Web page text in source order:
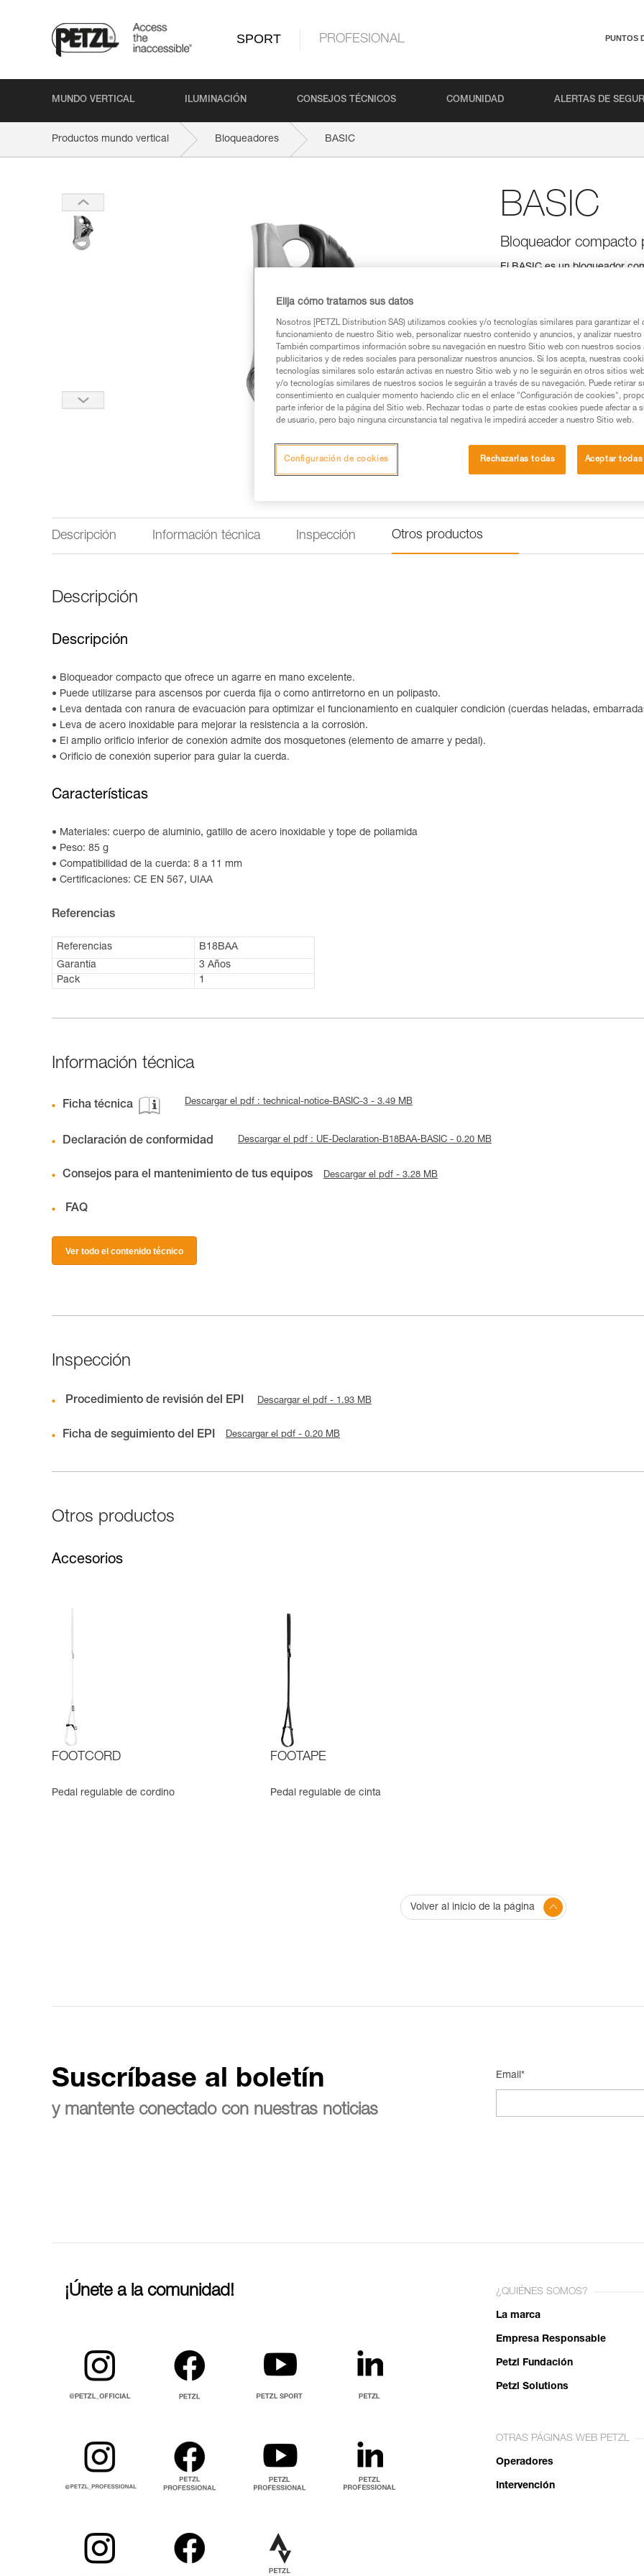
SPORT PROFESIONAL PUNTOS
MUNDO VERTICAL ILUMINACIÓN CONSEJOS TÉCNICOS COMUNIDAD ALERTAS DE
Productos mundo vertical Bloqueadores BASIC
BASIC
Bloqueador compacto
El BASIC es un bloqueador
Buscar un punto de venta
Descripción Información técnica Inspección Otros productos
Descripción
Descripción
Bloqueador compacto que ofrece un agarre en mano excelente.
Puede utilizarse para ascensos por cuerda fija o como antirretorno en un polipasto.
Leva dentada con ranura de evacuación para optimizar el funcionamiento en cualquier condición (cuerdas heladas,
Leva de acero inoxidable para mejorar la resistencia a la corrosión.
El amplio orificio inferior de conexión admite dos mosquetones (elemento de amarre y pedal).
Orificio de conexión superior para guiar la cuerda.
Características
Materiales: cuerpo de aluminio, gatillo de acero inoxidable y tope de poliamida
Peso: 85 g
Compatibilidad de la cuerda: 8 a 11 mm
Certificaciones: CE EN 567, UIAA
Referencias
Referencias
B18BAA
Garantía
3 Años
Pack
1
Información técnica
Ficha técnica Descargar el pdf : technical-notice-BASIC-3 - 3.49 MB
Declaración de conformidad Descargar el pdf : UE-Declaration-B18BAA-BASIC - 0.20 MB
Consejos para el mantenimiento de tus equipos Descargar el pdf - 3.28 MB
FAQ
Ver todo el contenido técnico
Inspección
Procedimiento de revisión del EPI Descargar el pdf - 1.93 MB
Ficha de seguimiento del EPI Descargar el pdf - 0.20 MB
Otros productos
Accesorios
FOOTCORD
Pedal regulable de cordino
FOOTAPE
Pedal regulable de cinta
Volver al inicio de la página
Suscríbase al boletín
y mantente conectado con nuestras noticias
Email*
¡Únete a la comunidad! ¿QUIÉNES SOMOS?
La marca
Empresa Responsable
Petzl Fundación
Petzl Solutions
OTRAS PÁGINAS WEB PETZL
Operadores
Intervención
Elija cómo tratamos sus datos
Nosotros [PETZL Distribution SAS) utilizamos cookies y/o tecnologías similares para garantizar el
funcionamiento de nuestro Sitio web, personalizar nuestro contenido y anuncios, y analizar
También compartimos información sobre su navegación en nuestro Sitio web con nuestros socios
publicitarios y de redes sociales para personalizar nuestros anuncios. Si los acepta, nuestras
tecnologías similares solo estarán activas en nuestro Sitio web y no le seguirán en otros sitios
y/o tecnologías similares de nuestros socios le seguirán a través de su navegación. Puede retirar
consentimiento en cualquier momento haciendo clic en el enlace "Configuración de cookies",
parte inferior de la página del Sitio web. Rechazar todas o parte de estas cookies puede afectar a
de usuario, pero bajo ninguna circunstancia tal negativa le impedirá acceder a nuestro Sitio web.
Rechazarlas todas Aceptar
Configuración de cookies